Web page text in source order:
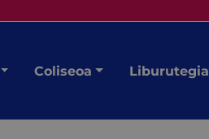
Coliseoa Liburutegia